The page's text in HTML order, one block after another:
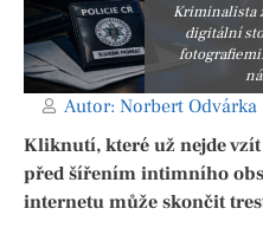
Kriminalista
digitální
Autor: Norbert Odvárka
Kliknutí, které už nejde
před šířením intimního
internetu může skončit